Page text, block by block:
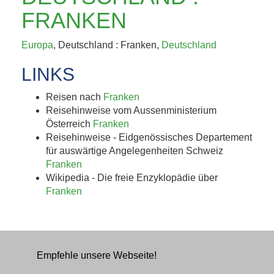
KAFFEEHAUSKULTUR,
K.U.K.-ERBE UND
TRÜFFEL 4. BIS 8....
FRANKEN
Europa, Deutschland : Franken, Deutschland
LINKS
Reisen nach Franken
Reisehinweise vom Aussenministerium
Österreich Franken
Reisehinweise - Eidgenössisches Departement
für auswärtige Angelegenheiten Schweiz
Franken
Wikipedia - Die freie Enzyklopädie über
Franken
Empfehle unsere Webseite!